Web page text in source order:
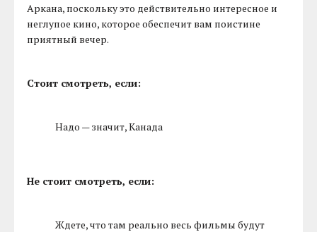
Аркана, поскольку это действительно интересное и
неглупое кино, которое обеспечит вам поистине
приятный вечер.
Стоит смотреть, если:
Надо — значит, Канада
Не стоит смотреть, если:
Ждете, что там реально весь фильмы будут